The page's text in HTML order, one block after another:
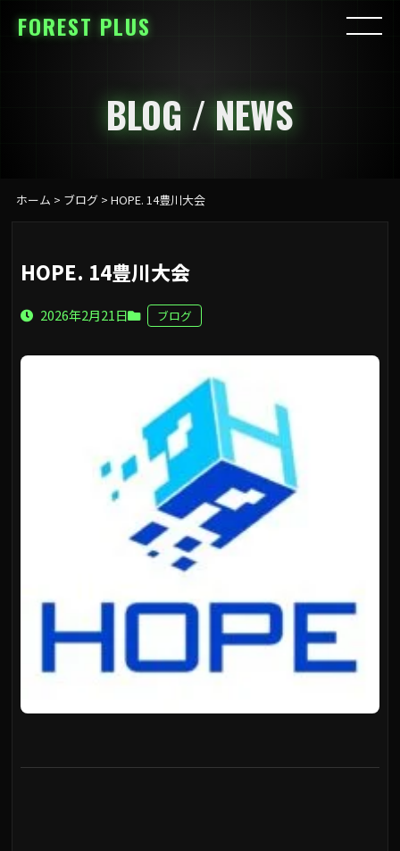
FOREST PLUS
BLOG / NEWS
ホーム > ブログ> HOPE. 14豊川大会
HOPE. 14豊川大会
2026年2月21日 ブログ